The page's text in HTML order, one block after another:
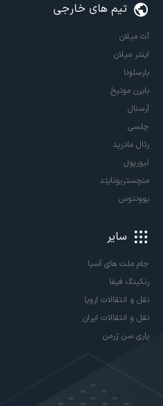
تیم های خارجی
آث میلان
اینتر میلان
بارسلونا
بایرن مونیخ
آرسنال
چلسی
رئال مادرید
لیورپول
منچستریونایتد
یوونتوس
سایر
جام ملت های آسیا
رنکینگ فیفا
نقل و انتقالات اروپا
نقل و انتقالات ایران
پاری سن ژرمن